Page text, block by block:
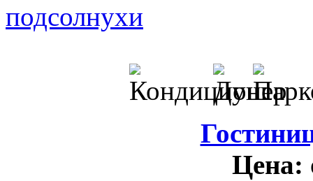
Цена: